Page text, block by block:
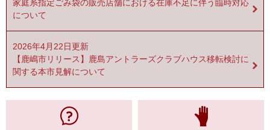
家庭系指定ごみ袋の販売店舗における在庫不足に伴う臨時対応
について
2026年4月22日更新
【鹿嶋市リリース】鹿島アントラーズクラブハウス移転検討に
関する本市見解について